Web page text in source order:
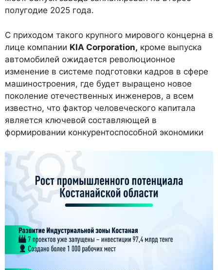
полугодие 2025 года.
С приходом такого крупного мирового концерна в
лице компании KIA Corporation, кроме выпуска
автомобилей ожидается революционное
изменение в системе подготовки кадров в сфере
машиностроения, где будет выращено новое
поколение отечественных инженеров, а всем
известно, что фактор человеческого капитала
является ключевой составляющей в
формировании конкурентоспособной экономики